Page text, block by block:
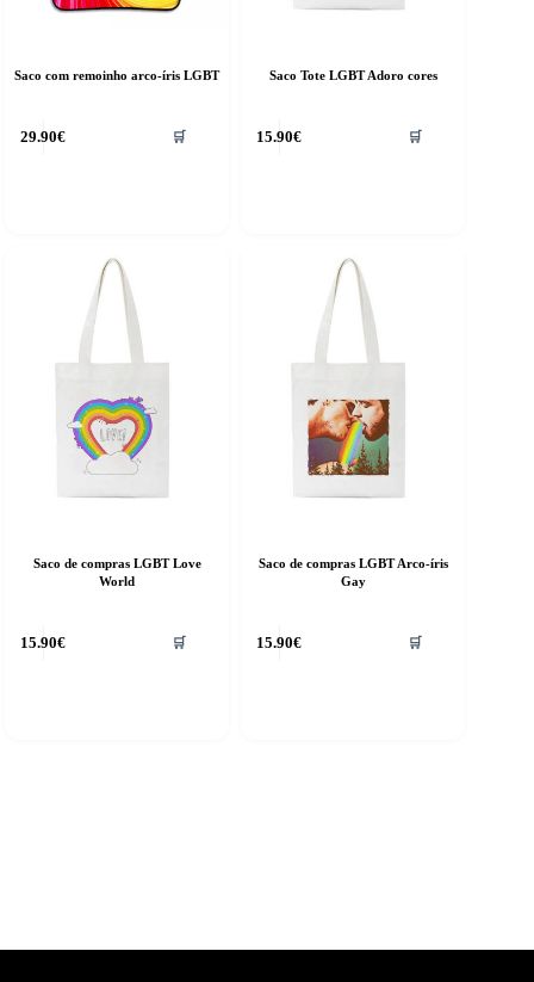
Saco com remoinho arco-íris LGBT
29.90€ 🛒
Saco Tote LGBT Adoro cores
15.90€ 🛒
Saco de compras LGBT Love
World
15.90€ 🛒
Saco de compras LGBT Arco-íris
Gay
15.90€ 🛒